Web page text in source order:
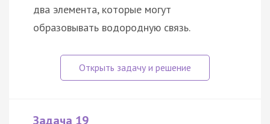
два элемента, которые могут
образовывать водородную связь.
Задача 19